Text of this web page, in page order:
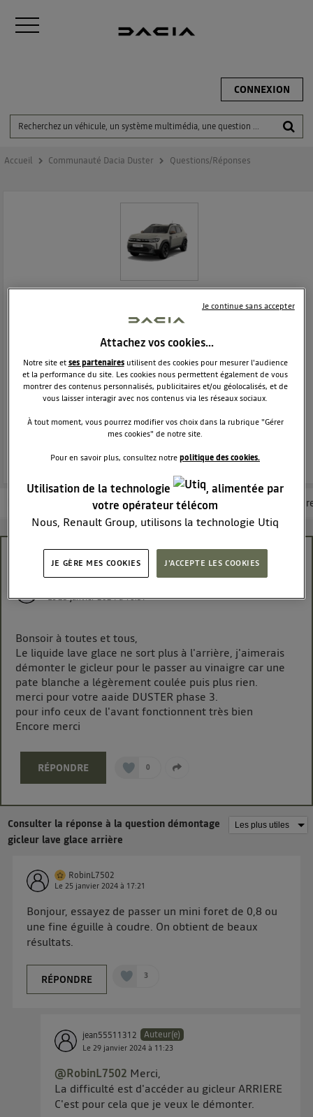
CONNEXION
Accueil Communauté Dacia Duster Questions/Réponses
DACIA DUSTER
SUV DACIA
Voir la description
Dacia Duster - L'authentique SUV
POSEZ UNE QUESTION
Les questions de la communauté Les articles Consultez la
démontage gicleur lave glace arrière
Le23 janvier 2024à16:57
Bonsoir à toutes et tous,
Le liquide lave glace ne sort plus à l'arrière, j'aimerais
démonter le gicleur pour le passer au vinaigre car une
pate blanche a légèrement coulée puis plus rien.
merci pour votre aaide DUSTER phase 3.
pour info ceux de l'avant fonctionnent très bien
Encore merci
RÉPONDRE 0
Consulter la réponse à la question démontage
gicleur lave glace arrière
RobinL7502
Le25 janvier 2024 à 17:21
Bonjour, essayez de passer un mini foret de 0,8 ou
une fine éguille à coudre. On obtient de beaux
résultats.
RÉPONDRE 3
jean55511312 Auteur(e)
Le29 janvier 2024 à 11:23
@RobinL7502 Merci,
La difficulté est d'accéder au gicleur ARRIERE
C'est pour cela que je veux le démonter.
Attachez vos cookies…
Notre site etses partenairesutilisent des cookies pour mesurer l'audience
et la performance du site. Les cookies nous permettent également de vous
montrer des contenus personnalisés, publicitaires et/ou géolocalisés, et de
vous laisser interagir avec nos contenus via les réseaux sociaux.
À tout moment, vous pourrez modifier vos choix dans la rubrique "Gérer
mes cookies" de notre site.
Pour en savoir plus, consultez notrepolitique des cookies.
Utilisation de la technologie
, alimentée par
votre opérateur télécom
Nous, Renault Group, utilisons la technologie Utiq
cette notice de consentement) et liées à votre
télécom participant
La technologie Utiq a été conçue pour la protection
de vos données personnelles en vous offrant choix et
contrôle.
Elle utilise un identifiant créé par votre opérateur
télécom basé sur votre adresse IP et une référence
de votre contrat internet (ex : votre numéro de
L'identifiant est associé à votre connexion internet.
Ainsi, toutes les personnes utilisant la même
même identifiant. En général :
Pour uneconnexion foyer(ex : Wi-Fi), la personnalisation sera basée
sur la navigation des membres du foyer ayant consentis.
Pour uneconnexion mobile
Vous pouvez à tout moment retirer ce consentement
surle portail d’Utiq ("
« gérer Utiq » en bas de ce site. Pour plus
d'informations, veuillez consulterla Politique
d'information sur les données personnelles
JE GÈRE MES COOKIES J'ACCEPTE LES COOKIES
Je continue sans accepter